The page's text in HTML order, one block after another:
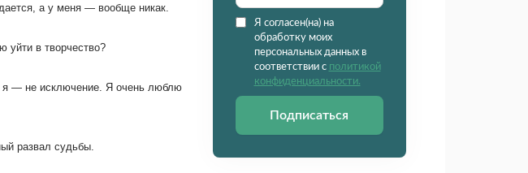
а у меня — вообще никак.
уйти в творчество?
я — не исключение. Я очень люблю
развал судьбы.
Я согласен(на) на
обработку моих
персональных данных в
соответствии с политикой
конфиденциальности.
Подписаться